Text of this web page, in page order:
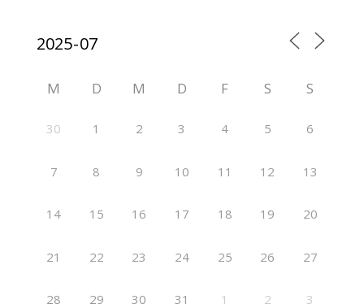
M D M D F S S
30 1 2 3 4 5 6
7 8 9 10 11 12 13
14 15 16 17 18 19 20
21 22 23 24 25 26 27
28 29 30 31 1 2 3